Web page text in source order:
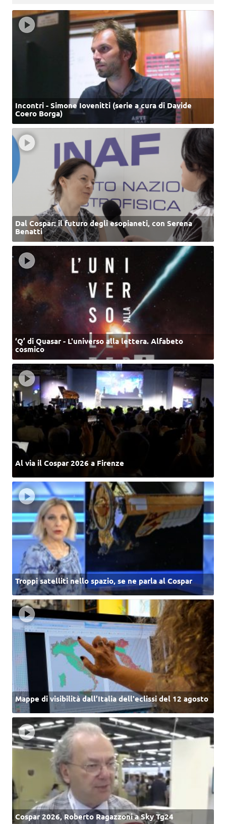
Incontri - Simone Iovenitti (serie a cura di Davide
Coero Borga)
Dal Cospar: il futuro degli esopianeti, con Serena
Benatti
‘Q’ di Quasar - L'universo alla lettera. Alfabeto
cosmico
Al via il Cospar 2026 a Firenze
Troppi satelliti nello spazio, se ne parla al Cospar
Mappe di visibilità dall’Italia dell'eclissi del 12 agosto
Cospar 2026, Roberto Ragazzoni a Sky Tg24